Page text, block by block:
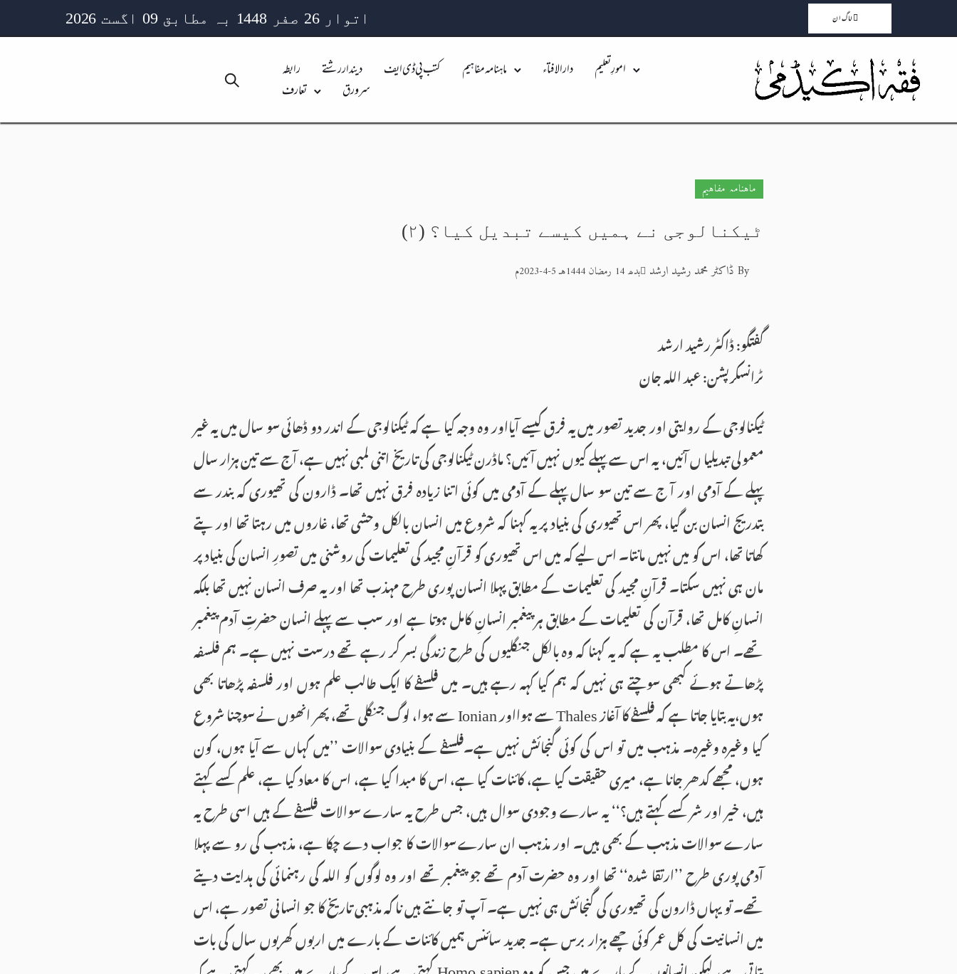
لاگ ان اتوار 26 صفر 1448 بہ مطابق 09 اگست 2026
رابطہ دیندار رشتے کتب پی ڈی ایف ماہنامہ مفاہیم دارالافتاء
امورِ تعلیم
تعارف
سرورق
ماہنامہ مفاہیم
ٹیکنالوجی نے ہمیں کیسے تبدیل کیا؟ (۲)
By ڈاکٹر محمد رشید ارشد بدھ 14 رمضان 1444هـ 5-4-2023م
گفتگو: ڈاکٹر رشید ارشد
ٹرانسکرپشن: عبد اللہ جان
ٹیکنالوجی کے روایتی اور جدید تصور میں یہ فرق کیسے آیااور وہ وجہ کیا ہے کہ ٹیکنالوجی کے اندر دو ڈھائی سو سال میں یہ غیر
معمولی تبدیلیا ں آئیں، یہ اس سے پہلے کیوں نہیں آ ئیں؟ ماڈرن ٹیکنالوجی کی تاریخ اتنی لمبی نہیں ہے، آج سے تین ہزار سال
پہلے کے آدمی اور آ ج سے تین سو سال پہلے کے آدمی میں کوئی اتنا زیادہ فرق نہیں تھا۔ ڈارون کی تھیوری کہ بندر سے
بتدریج انسان بن گیا، پھر اس تھیوری کی بنیاد پر یہ کہنا کہ شروع میں انسان بالکل وحشی تھا، غاروں میں رہتا تھا اور پتے
کھاتا تھا، اس کو میں نہیں مانتا۔ اس لیے کہ میں اس تھیوری کو قرآنِ مجید کی تعلیمات کی روشنی میں تصورِ انسان کی بنیاد پر
مان ہی نہیں سکتا۔ قرآنِ مجید کی تعلیمات کے مطابق پہلا انسان پوری طرح مہذب تھا اور یہ صرف انسان نہیں تھا بلکہ
انسانِ کامل تھا، قرآن کی تعلیمات کے مطابق ہر پیغمبر انسانِ کامل ہوتا ہے اور سب سے پہلے انسان حضرتِ آدم پیغمبر
تھے۔ اس کا مطلب یہ ہے کہ یہ کہنا کہ وہ بالکل جنگلیوں کی طرح زندگی بسر کر رہے تھے درست نہیں ہے۔ ہم فلسفہ
پڑھاتے ہوئے کبھی سوچتے ہی نہیں کہ ہم کیا کہہ رہے ہیں۔ میں فلسفے کا ایک طالب علم ہوں اور فلسفہ پڑھاتا بھی
ہوں،یہ بتایا جاتا ہے کہ فلسفے کا آغازThalesسے ہوااورIonian سے ہوا، لوگ جنگلی تھے، پھر انھوں نے سوچنا شروع
کیا وغیرہ وغیرہ۔ مذہب میں تو اس کی کوئی گنجائش نہیں ہے۔فلسفے کے بنیادی سوالات ’’میں کہاں سے آیا ہوں، کون
ہوں، مجھے کدھر جانا ہے، میری حقیقت کیا ہے، کائنات کیا ہے، اس کا مبدا کیا ہے، اس کا معاد کیا ہے، علم کسے کہتے
ہیں، خیر اور شر کسے کہتے ہیں؟‘‘ یہ سارے وجودی سوال ہیں، جس طرح یہ سارے سوالات فلسفے کے ہیں اسی طرح یہ
سارے سوالات مذہب کے بھی ہیں۔ اور مذہب ان سارے سوالات کا جواب دے چکا ہے، مذہب کی رو سے پہلا
آدمی پوری طرح ’’ارتقا شدہ‘‘ تھا اور وہ حضرت آدم تھے جو پیغمبر تھے اور وہ لوگوں کو اللہ کی رہنمائی کی ہدایت دیتے
تھے۔ تو یہاں ڈارون کی تھیوری کی گنجائش ہی نہیں ہے۔ آپ تو جانتے ہیں نا کہ مذہبی تاریخ کا جو انسانی تصور ہے، اس
میں انسانیت کی کل عمر کوئی چھے ہزار برس ہے۔ جدید سائنس ہمیں کائنات کے بارے میں اربوں کھربوں سال کی بات